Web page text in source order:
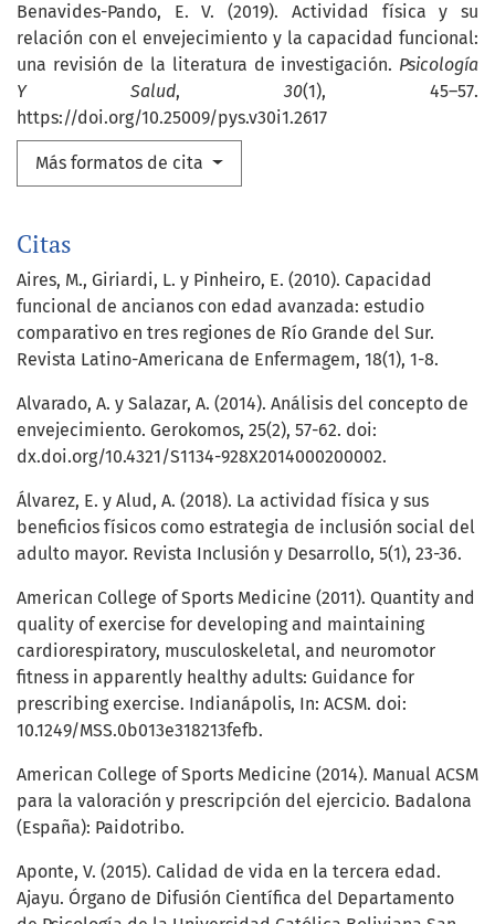
Benavides-Pando, E. V. (2019). Actividad física y su
relación con el envejecimiento y la capacidad funcional:
una revisión de la literatura de investigación. Psicología
Y Salud, 30(1), 45–57.
https://doi.org/10.25009/pys.v30i1.2617
Más formatos de cita
Citas
Aires, M., Giriardi, L. y Pinheiro, E. (2010). Capacidad
funcional de ancianos con edad avanzada: estudio
comparativo en tres regiones de Río Grande del Sur.
Revista Latino-Americana de Enfermagem, 18(1), 1-8.
Alvarado, A. y Salazar, A. (2014). Análisis del concepto de
envejecimiento. Gerokomos, 25(2), 57-62. doi:
dx.doi.org/10.4321/S1134-928X2014000200002.
Álvarez, E. y Alud, A. (2018). La actividad física y sus
beneficios físicos como estrategia de inclusión social del
adulto mayor. Revista Inclusión y Desarrollo, 5(1), 23-36.
American College of Sports Medicine (2011). Quantity and
quality of exercise for developing and maintaining
cardiorespiratory, musculoskeletal, and neuromotor
fitness in apparently healthy adults: Guidance for
prescribing exercise. Indianápolis, In: ACSM. doi:
10.1249/MSS.0b013e318213fefb.
American College of Sports Medicine (2014). Manual ACSM
para la valoración y prescripción del ejercicio. Badalona
(España): Paidotribo.
Aponte, V. (2015). Calidad de vida en la tercera edad.
Ajayu. Órgano de Difusión Científica del Departamento